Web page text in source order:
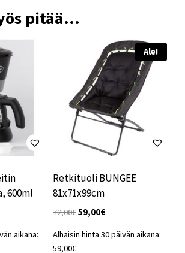
pitää...
600ml
aikana:
Ale!
Retkituoli BUNGEE
81x71x99cm
72,00€Alkuperäinen
oli:
59,00€Nykyinen
on:
Alhaisin hinta 30 päivän aikana:
59,00€